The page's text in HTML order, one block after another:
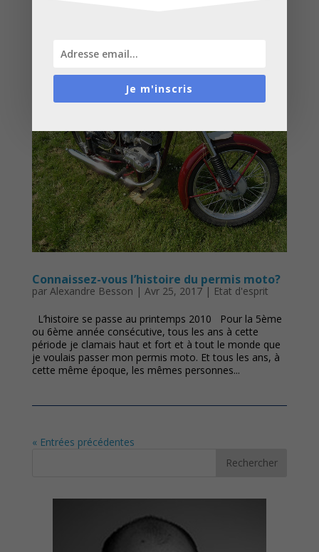
Connaissez-vous l’histoire du permis moto?
par Alexandre Besson | Avr 25, 2017| Etat d'esprit
L’histoire se passe au printemps 2010 Pour la 5ème
ou 6ème année consécutive, tous les ans à cette
période je clamais haut et fort et à tout le monde que
je voulais passer mon permis moto. Et tous les ans, à
cette même époque, les mêmes personnes...
« Entrées précédentes
Je m'inscris